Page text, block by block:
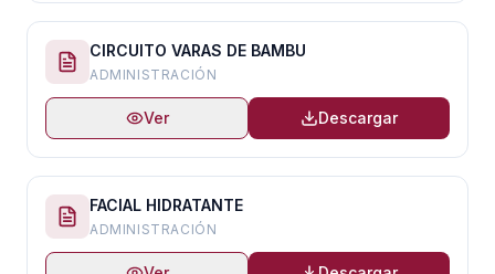
CIRCUITO VARAS DE BAMBU
ADMINISTRACIÓN
Ver Descargar
FACIAL HIDRATANTE
ADMINISTRACIÓN